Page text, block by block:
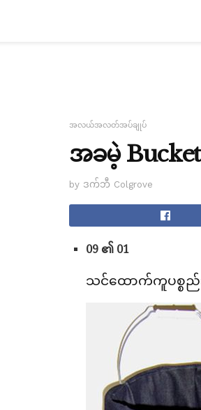
အလယ်အလတ်အပ်ချုပ်
အခမဲ့ Bucket
by ဒက်ဘီ Colgrove
09 ၏ 01
သင်ထောက်ကူပစ္စည်း